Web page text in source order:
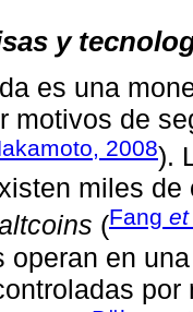
y
es una
motivos de
2008).
miles
(Fang
operan en